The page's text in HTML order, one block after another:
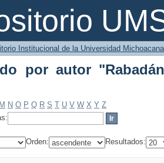
por autor "Rabadán
Institucional de la Universidad
por autor
M N O P Q R S T U V W X Y Z
Orden: Resultados: